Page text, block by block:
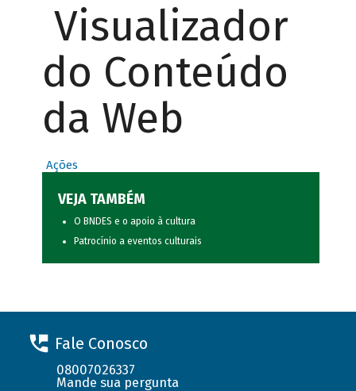
Visualizador
do Conteúdo
da Web
Ações
VEJA TAMBÉM
O BNDES e o apoio à cultura
Patrocínio a eventos culturais
Fale Conosco
08007026337
Mande sua pergunta